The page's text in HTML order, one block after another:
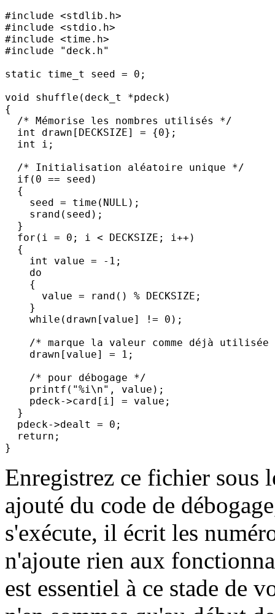
#include <stdlib.h>
#include <stdio.h>
#include <time.h>
#include "deck.h"
static time_t seed = 0;
void shuffle(deck_t *pdeck)
{
  /* Mémorise les nombres utilisés */
  int drawn[DECKSIZE] = {0};
  int i;
  /* Initialisation aléatoire unique */
  if(0 == seed)
  {
    seed = time(NULL);
    srand(seed);
  }
  for(i = 0; i < DECKSIZE; i++)
  {
    int value = -1;
    do
    {
      value = rand() % DECKSIZE;
    }
    while(drawn[value] != 0);
/* marque la valeur comme déjà utilisée
    drawn[value] = 1;
    /* pour débogage */
    printf("%i\n", value);
    pdeck->card[i] = value;
  }
  pdeck->dealt = 0;
  return;
Enregistrez ce fichier sous
ajouté du code de
s'exécute, il écrit les
n'ajoute rien aux
est essentiel à ce stade de